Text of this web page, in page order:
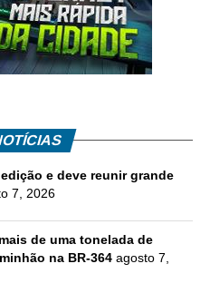
edição e deve reunir grande
7, 2026
de uma tonelada de
na BR-364 agosto 7,